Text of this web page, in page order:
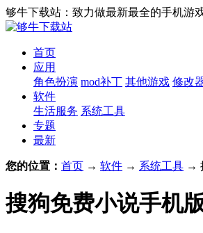
够牛下载站：致力做最新最全的手机游
首页
应用
角色扮演 mod补丁 其他游戏 修改
软件
生活服务 系统工具
专题
最新
您的位置： 首页 → 软件 → 系统工具 →
搜狗免费小说手机